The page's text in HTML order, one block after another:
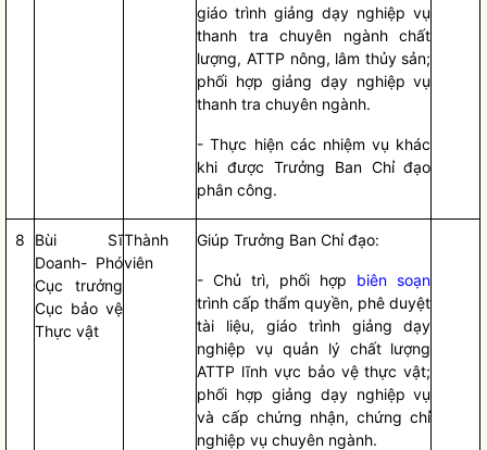
giáo trình giảng dạy nghiệp vụ
thanh tra chuyên ngành chất
lượng, ATTP nông, lâm thủy sản;
phối hợp giảng dạy nghiệp vụ
thanh tra chuyên ngành.
- Thực hiện các nhiệm vụ khác
khi được Trưởng Ban Chỉ đạo
phân công.
8
Bùi Sĩ
Doanh- Phó
Cục trưởng
Cục bảo vệ
Thực vật
Thành
viên
Giúp Trưởng BanChỉ đạo:
- Chủ trì, phối hợp biên soạn
trình cấp thẩmquyền, phê duyệt
tài liệu, giáo trình giảng dạy
nghiệp vụ quản lý chất lượng
ATTP lĩnh vực bảo vệ thực vật;
phối hợp giảng dạy nghiệp vụ
và cấp chứng nhận, chứng chỉ
nghiệp vụ chuyên ngành.